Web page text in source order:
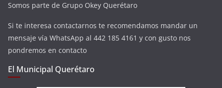
Somos parte de Grupo Okey Querétaro
Si te interesa contactarnos te recomendamos mandar un
mensaje vía WhatsApp al 442 185 4161 y con gusto nos
pondremos en contacto
El Municipal Querétaro